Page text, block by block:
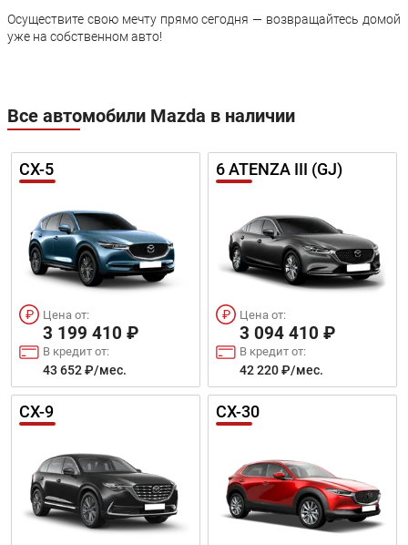
Осуществите свою мечту прямо сегодня — возвращайтесь домой
уже на собственном авто!
Все автомобили Mazda в наличии
CX-5
Цена от:
3 199 410 ₽
В кредит от:
43 652 ₽/мес.
6 ATENZA III (GJ)
Цена от:
3 094 410 ₽
В кредит от:
42 220 ₽/мес.
CX-9 CX-30